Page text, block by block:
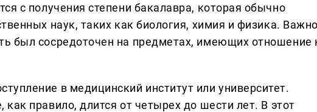
с получения степени бакалавра, которая обычно
наук, таких как биология, химия и физика.
был сосредоточен на предметах, имеющих отношение
в медицинский институт или университет.
правило, длится от четырех до шести лет. В этот